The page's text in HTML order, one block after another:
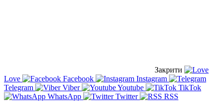
Закрити
Love
Facebook
Instagram
Telegram
Viber Youtube
TikTok
WhatsApp
Twitter RSS